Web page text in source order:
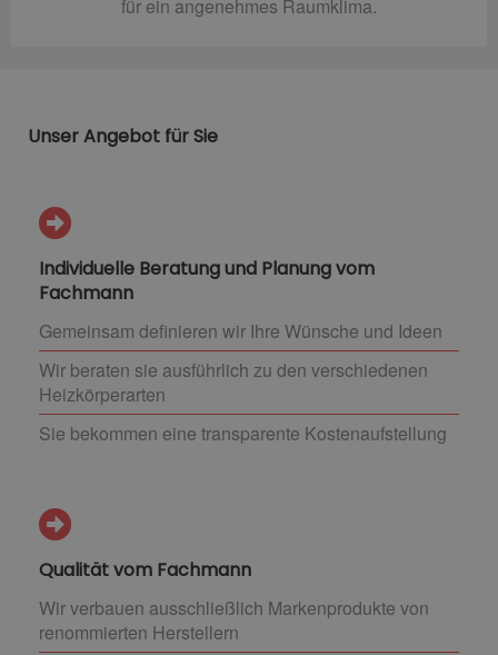
für ein angenehmes Raumklima.
Unser Angebot für Sie
Individuelle Beratung und Planung vom
Fachmann
Gemeinsam definieren wir Ihre Wünsche und Ideen
Wir beraten sie ausführlich zu den verschiedenen
Heizkörperarten
Sie bekommen eine transparente Kostenaufstellung
Qualität vom Fachmann
Wir verbauen ausschließlich Markenprodukte von
renommierten Herstellern